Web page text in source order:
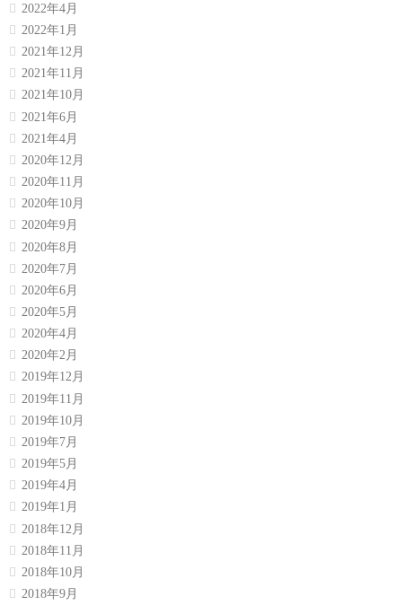
2022年4月
2022年1月
2021年12月
2021年11月
2021年10月
2021年6月
2021年4月
2020年12月
2020年11月
2020年10月
2020年9月
2020年8月
2020年7月
2020年6月
2020年5月
2020年4月
2020年2月
2019年12月
2019年11月
2019年10月
2019年7月
2019年5月
2019年4月
2019年1月
2018年12月
2018年11月
2018年10月
2018年9月